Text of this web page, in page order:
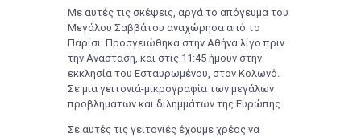
Με αυτές τις σκέψεις, αργά το απόγευμα του
Μεγάλου Σαββάτου αναχώρησα από το
Παρίσι. Προσγειώθηκα στην Αθήνα λίγο πριν
την Ανάσταση, και στις 11:45 ήμουν στην
εκκλησία του Εσταυρωμένου, στον Κολωνό.
Σε μια γειτονιά-μικρογραφία των μεγάλων
προβλημάτων και διλημμάτων της Ευρώπης.
Σε αυτές τις γειτονιές έχουμε χρέος να